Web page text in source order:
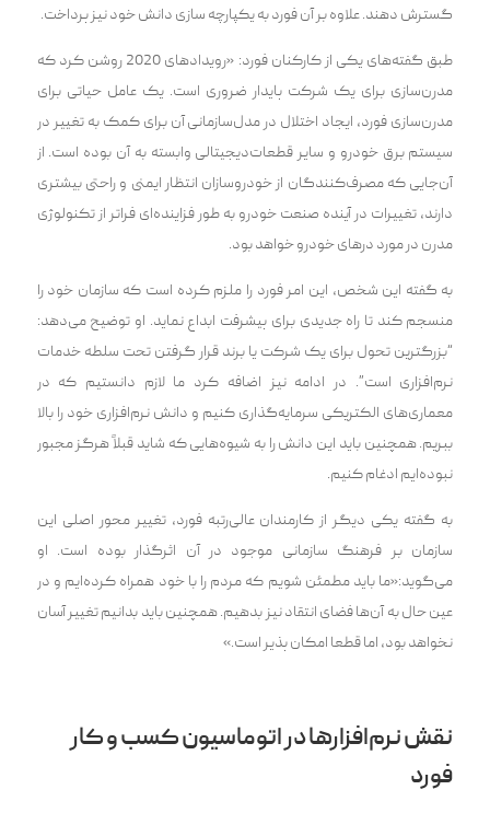
گسترش دهند. علاوه بر آن فورد به یکپارچه سازی دانش خود نیز پرداخت.
طبق گفته‌های یکی از کارکنان فورد: «رویدادهای 2020 روشن کرد که
مدرن‌سازی برای یک شرکت پایدار ضروری است. یک عامل حیاتی برای
مدرن‌سازی فورد، ایجاد اختلال در مدل‌سازمانی آن برای کمک به تغییر در
سیستم برق خودرو و سایر قطعات‌دیجیتالی وابسته به آن بوده است. از
آن‌جایی که مصرف‌کنندگان از خودروسازان انتظار ایمنی و راحتی بیشتری
دارند، تغییرات در آینده صنعت خودرو به طور فزاینده‌ای فراتر از تکنولوژی
مدرن در مورد درهای خودرو خواهد بود.
به گفته این شخص، این امر فورد را ملزم کرد‌ه است که سازمان خود را
منسجم کند تا راه جدیدی برای پیشرفت ابداع نماید. او توضیح می‌دهد:
“بزرگترین تحول برای یک شرکت یا برند قرار گرفتن تحت سلطه خدمات
نرم‌افزاری است”. در ادامه نیز اضافه کرد ما لازم دانستیم که در
معماری‌های الکتریکی سرمایه‌گذاری کنیم و دانش نرم‌افزاری خود را بالا
ببریم. همچنین باید این دانش را به شیوه‌هایی که شاید قبلاً هرگز مجبور
نبوده‌ایم ادغام کنیم.
به گفت‍‌‍ه یکی دیگر از کارمندان عالی‌رتب‍‌‍ه فورد، تغییر محور اصلی این
سازمان بر فرهنگ سازمانی موجود در آن اثرگذار بود‌ه است. او
می‌گوید:«ما باید مطمئن شویم که مردم را با خود همراه کرده‌ایم و در
عین حال به آن‌ها فضای انتقاد نیز بدهیم. همچنین باید بدانیم تغییر آسان
نخواهد بود، اما قطعا امکان پذیر است.»
نقش نرم‌افزارها در اتوماسیون کسب و کار
فورد